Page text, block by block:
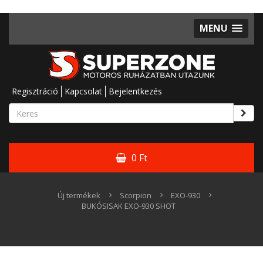
MENU
Regisztráció Kapcsolat Bejelentkezés
0 Ft
Új termékek Scorpion
EXO-930
BUKÓSISAK EXO-930 SHOT